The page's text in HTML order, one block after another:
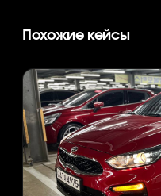
Похожие кейсы